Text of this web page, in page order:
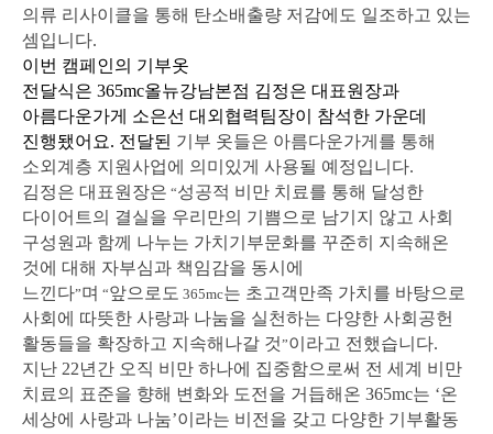
의류 리사이클을 통해 탄소배출량 저감에도 일조하고 있는
셈입니다.
이번 캠페인의 기부옷
전달식은 365mc올뉴강남본점 김정은 대표원장과
아름다운가게 소은선 대외협력팀장이 참석한 가운데
진행됐어요. 전달된 기부 옷들은 아름다운가게를 통해
소외계층 지원사업에 의미있게 사용될 예정입니다.
김정은 대표원장은 “성공적 비만 치료를 통해 달성한
다이어트의 결실을 우리만의 기쁨으로 남기지 않고 사회
구성원과 함께 나누는 가치기부문화를 꾸준히 지속해온
것에 대해 자부심과 책임감을 동시에
느낀다”며 “앞으로도 365mc는 초고객만족 가치를 바탕으로
사회에 따뜻한 사랑과 나눔을 실천하는 다양한 사회공헌
활동들을 확장하고 지속해나갈 것”이라고 전했습니다.
지난 22년간 오직 비만 하나에 집중함으로써 전 세계 비만
치료의 표준을 향해 변화와 도전을 거듭해온 365mc는 ‘온
세상에 사랑과 나눔’이라는 비전을 갖고 다양한 기부활동